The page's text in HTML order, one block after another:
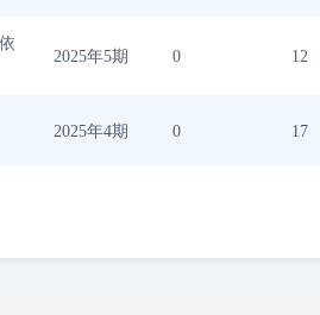
2025年5期 0 12
2025年4期 0 17